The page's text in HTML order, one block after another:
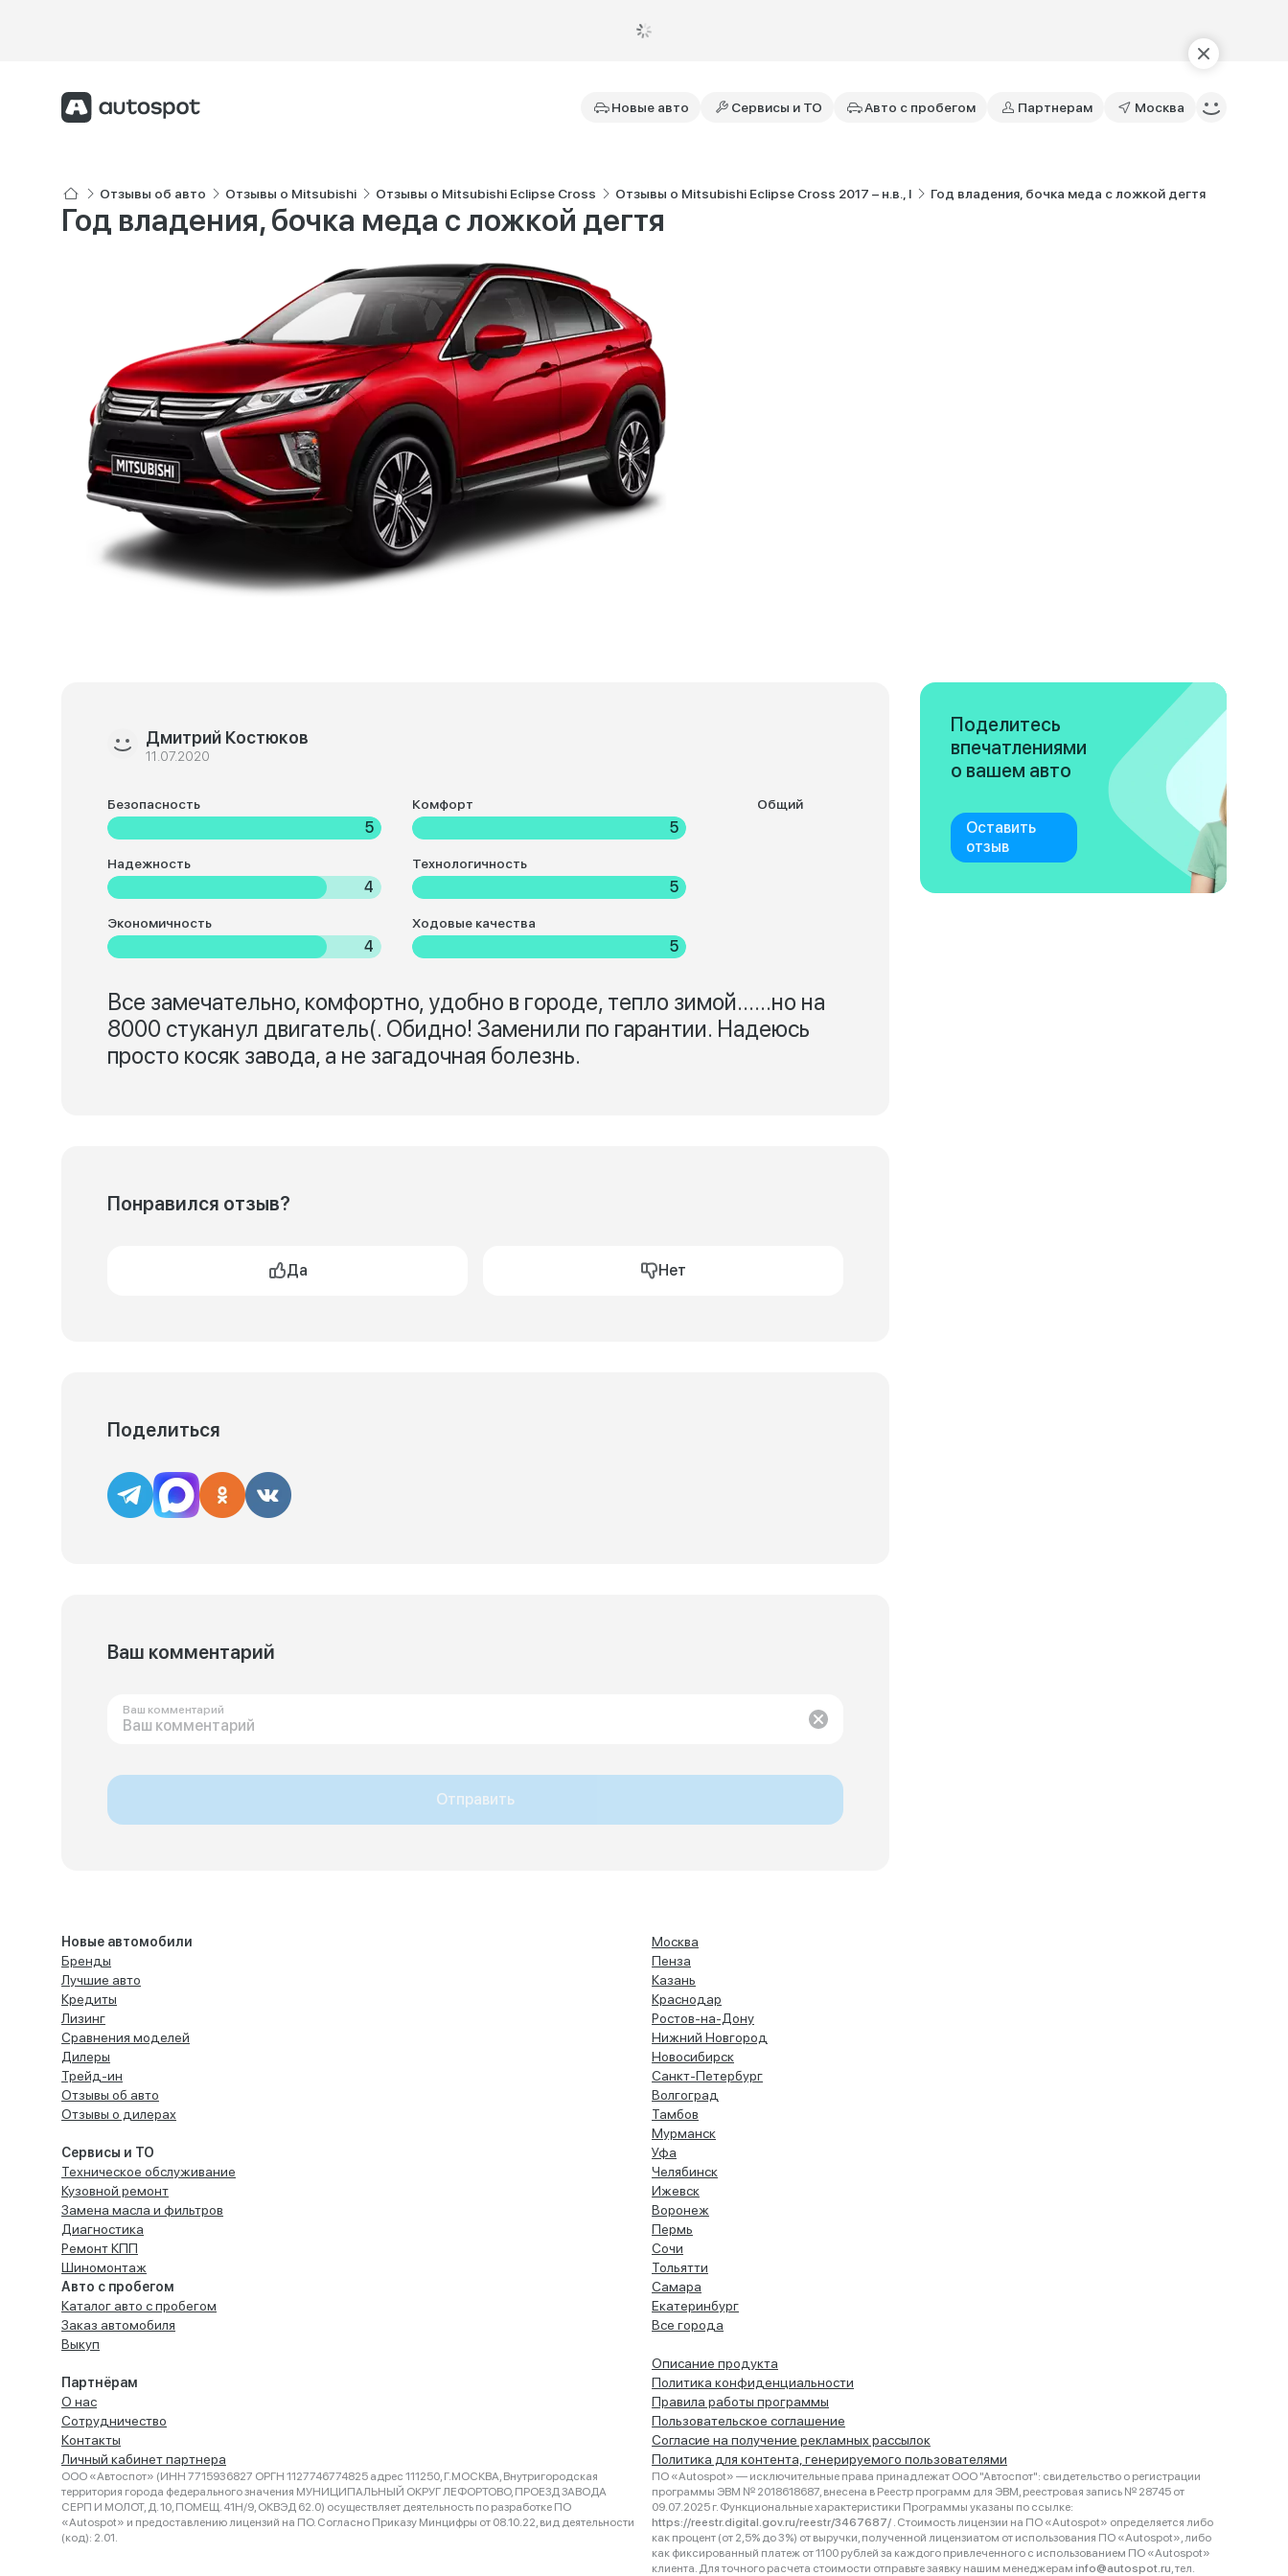
Новые авто Сервисы и ТО Авто с пробегом Партнерам Москва
Отзывы об авто Отзывы о Mitsubishi Отзывы о Mitsubishi Eclipse Cross Отзывы о Mitsubishi Eclipse Cross 2017 – н.в., I Год владения, бочка меда с ложкой дегтя
Год владения, бочка меда с ложкой дегтя
Дмитрий Костюков
11.07.2020
Безопасность
5
Комфорт
5
Надежность
4
Технологичность
5
Экономичность
4
Ходовые качества
5
Общий
Все замечательно, комфортно, удобно в городе, тепло зимой......но на
8000 стуканул двигатель(. Обидно! Заменили по гарантии. Надеюсь
просто косяк завода, а не загадочная болезнь.
Понравился отзыв?
Да Нет
Поделиться
Ваш комментарий
Ваш комментарий
Отправить
Поделитесь
впечатлениями
о вашем авто
Оставить
отзыв
Новые автомобили
Бренды
Лучшие авто
Кредиты
Лизинг
Сравнения моделей
Дилеры
Трейд-ин
Отзывы об авто
Отзывы о дилерах
Сервисы и ТО
Техническое обслуживание
Кузовной ремонт
Замена масла и фильтров
Диагностика
Ремонт КПП
Шиномонтаж
Авто с пробегом
Каталог авто с пробегом
Заказ автомобиля
Выкуп
Партнёрам
О нас
Сотрудничество
Контакты
Личный кабинет партнера
Москва
Пенза
Казань
Краснодар
Ростов-на-Дону
Нижний Новгород
Новосибирск
Санкт-Петербург
Волгоград
Тамбов
Мурманск
Уфа
Челябинск
Ижевск
Воронеж
Пермь
Сочи
Тольятти
Самара
Екатеринбург
Все города
Описание продукта
Политика конфиденциальности
Правила работы программы
Пользовательское соглашение
Согласие на получение рекламных рассылок
Политика для контента, генерируемого пользователями
ООО «Автоспот» (ИНН 7715936827 ОРГН 1127746774825 адрес 111250, Г.МОСКВА, Внутригородская
территория города федерального значения МУНИЦИПАЛЬНЫЙ ОКРУГ ЛЕФОРТОВО, ПРОЕЗД ЗАВОДА
СЕРП И МОЛОТ, Д. 10, ПОМЕЩ. 41Н/9, ОКВЭД 62.0) осуществляет деятельность по разработке ПО
«Autospot» и предоставлению лицензий на ПО. Согласно Приказу Минцифры от 08.10.22, вид деятельности
(код): 2.01.
ПО «Autospot» — исключительные права принадлежат ООО "Автоспот": свидетельство о регистрации
программы ЭВМ № 2018618687, внесена в Реестр программ для ЭВМ, реестровая запись № 28745 от
09.07.2025 г. Функциональные характеристики Программы указаны по ссылке:
https://reestr.digital.gov.ru/reestr/3467687/ . Стоимость лицензии на ПО «Autospot» определяется либо
как процент (от 2,5% до 3%) от выручки, полученной лицензиатом от использования ПО «Autospot», либо
как фиксированный платеж от 1100 рублей за каждого привлеченного с использованием ПО «Autospot»
клиента. Для точного расчета стоимости отправьте заявку нашим менеджерам info@autospot.ru, тел.